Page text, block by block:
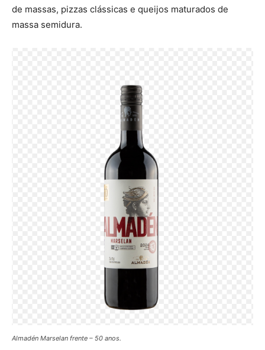
de massas, pizzas clássicas e queijos maturados de
massa semidura.
Almadén Marselan frente – 50 anos.